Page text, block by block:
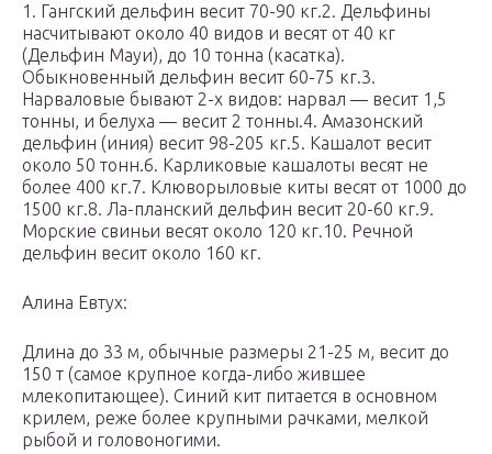
1. Гангский дельфин весит 70-90 кг.2. Дельфины
насчитывают около 40 видов и весят от 40 кг
(Дельфин Мауи), до 10 тонна (касатка).
Обыкновенный дельфин весит 60-75 кг.3.
Нарваловые бывают 2-х видов: нарвал — весит 1,5
тонны, и белуха — весит 2 тонны.4. Амазонский
дельфин (иния) весит 98-205 кг.5. Кашалот весит
около 50 тонн.6. Карликовые кашалоты весят не
более 400 кг.7. Клюворыловые киты весят от 1000 до
1500 кг.8. Ла-планский дельфин весит 20-60 кг.9.
Морские свиньи весят около 120 кг.10. Речной
дельфин весит около 160 кг.
Алина Евтух:
Длина до 33 м, обычные размеры 21-25 м, весит до
150 т (самое крупное когда-либо жившее
млекопитающее). Синий кит питается в основном
крилем, реже более крупными рачками, мелкой
рыбой и головоногими.